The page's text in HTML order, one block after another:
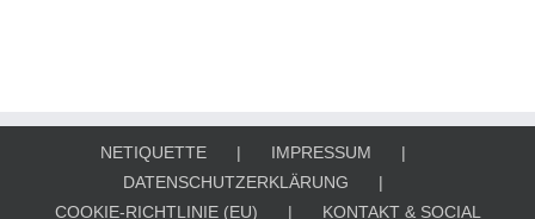
NETIQUETTE
IMPRESSUM
DATENSCHUTZERKLÄRUNG
COOKIE-RICHTLINIE (EU)
KONTAKT & SOCIAL